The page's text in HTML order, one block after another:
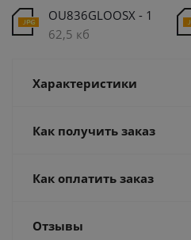
OU836GLOOSX - 1
62,5 кб
Характеристики
Как получить заказ
Как оплатить заказ
Отзывы